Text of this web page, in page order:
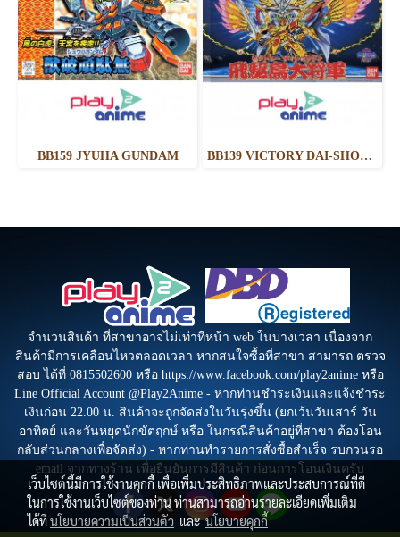
BB159 JYUHA GUNDAM BB139 VICTORY DAI-SHOGUN
จำนวนสินค้า ที่สาขาอาจไม่เท่าทีหน้า web ในบางเวลา เนื่องจาก
สินค้ามีการเคลือนไหวตลอดเวลา หากสนใจซื้อที่สาขา สามารถ ตรวจ
สอบ ได้ที่ 0815502600 หรือ https://www.facebook.com/play2anime หรือ
Line Official Account @Play2Anime - หากท่านชำระเงินและแจ้งชำระ
เงินก่อน 22.00 น. สินค้าจะถูกจัดส่งในวันรุ่งขึ้น (ยกเว้นวันเสาร์ วัน
อาทิตย์ และวันหยุดนักขัตฤกษ์ หรือ ในกรณีสินค้าอยู่ที่สาขา ต้องโอน
กลับส่วนกลางเพื่อจัดส่ง) - หากท่านทำรายการสั่งซื้อสำเร็จ รบกวนรอ
email จากทางร้าน เพื่อยืนยันการมีสินค้า ก่อนการโอนเงินครับ
เว็บไซต์นี้มีการใช้งานคุกกี้ เพื่อเพิ่มประสิทธิภาพและประสบการณ์ที่ดี
ในการใช้งานเว็บไซต์ของท่าน ท่านสามารถอ่านรายละเอียดเพิ่มเติม
ได้ที่นโยบายความเป็นส่วนตัว และนโยบายคุกกี้